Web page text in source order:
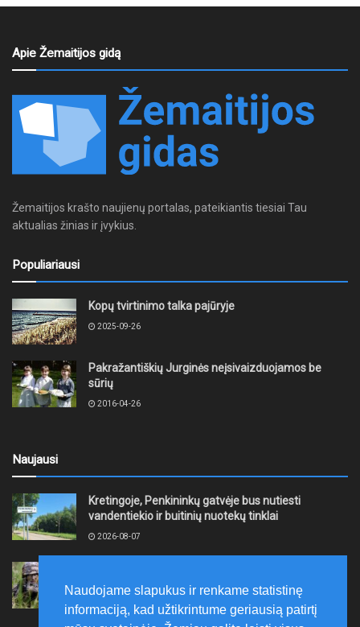
Apie Žemaitijos gidą
Žemaitijos krašto naujienų portalas, pateikiantis tiesiai Tau
aktualias žinias ir įvykius.
Populiariausi
Kopų tvirtinimo talka pajūryje
2025-09-26
Pakražantiškių Jurginės neįsivaizduojamos be
sūrių
2016-04-26
Naujausi
Kretingoje, Penkininkų gatvėje bus nutiesti
vandentiekio ir buitinių nuotekų tinklai
2026-08-07
rinktinė vykdys karines pratybas
2026-08-07
Naudojame slapukus ir renkame statistinę
informaciją, kad užtikrintume geriausią patirtį